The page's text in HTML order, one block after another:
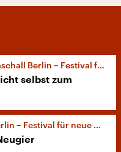
Berlin – Festival für neue Musik
selbst zum
– Festival für neue Musik